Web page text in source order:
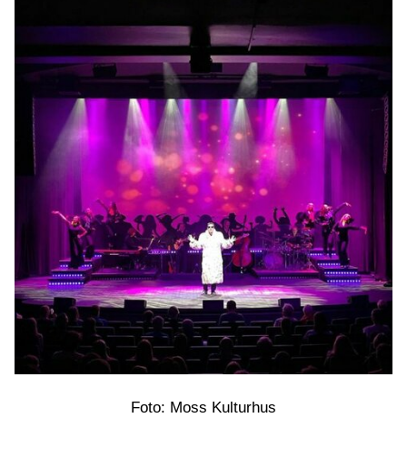
Foto: Moss Kulturhus